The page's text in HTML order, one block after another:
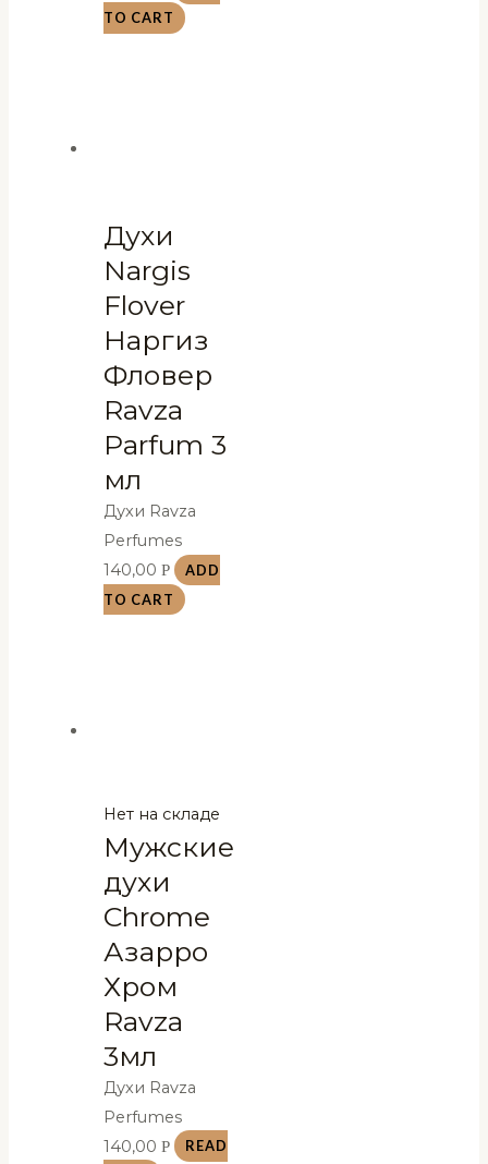
TO CART
Духи
Nargis
Flover
Наргиз
Фловер
Ravza
Parfum 3
мл
Духи Ravza
Perfumes
140,00Р
ADD
TO CART
Нет на складе
Мужские
духи
Chrome
Азарро
Хром
Ravza
3мл
Духи Ravza
Perfumes
140,00Р READ